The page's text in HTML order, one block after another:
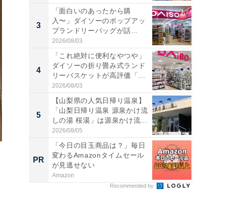
3
「面白いのあったから購
入〜」ダイソーのポップアッ
プランドリーバッグが話
題。“さま...
2026/08/03
4
「これ絶対に便利なやつや」
ダイソーの折り畳み式ランド
リーバスケットが高評価「使
わ...
2026/08/03
5
【山梨県の人気日帰り温泉】
「山梨日帰り温泉 源泉かけ流
しの湯 桜湯」は源泉かけ流...
2026/08/05
PR
「今日の目玉商品は？」毎日
変わるAmazonタイムセール
が見逃せない
Amazon
Recommended by